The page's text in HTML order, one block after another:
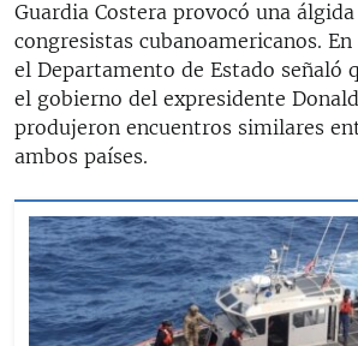
Guardia Costera provocó una
congresistas cubanoamericanos.
el Departamento de Estado señaló
el gobierno del expresidente
produjeron encuentros similares
ambos países.